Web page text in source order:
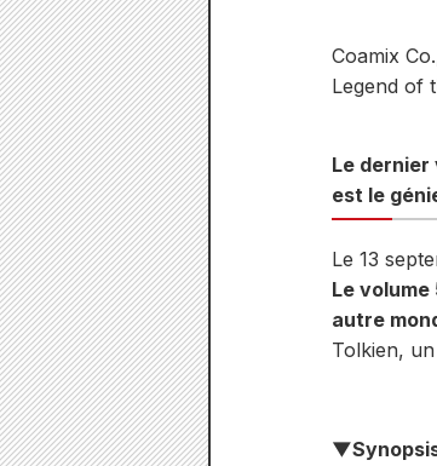
Coamix
Legend of
Le
est le
Le 13
Le
autre
Tolkien,